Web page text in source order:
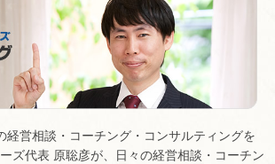
経営相談・コーチング・コンサルティングを
ズ代表 原聡彦が、日々の経営相談・コーチン